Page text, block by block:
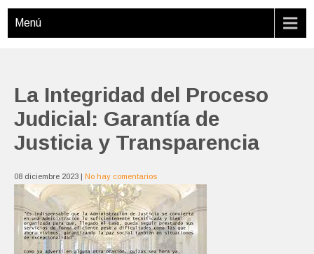
Menú
La Integridad del Proceso
Judicial: Garantía de
Justicia y Transparencia
08 diciembre 2023 | No hay comentarios